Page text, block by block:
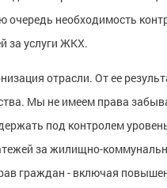
очередь необходимость
за услуги ЖКХ.
отрасли. От ее
Мы не имеем права
под контролем
за жилищно-
граждан - включая